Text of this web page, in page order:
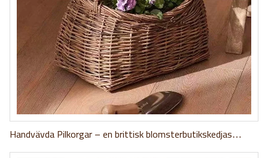
Handvävda Pilkorgar – en brittisk blomsterbutikskedjas
historia